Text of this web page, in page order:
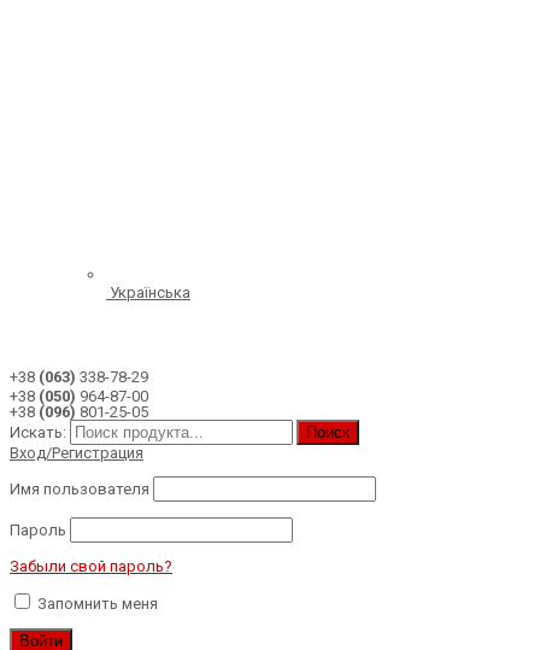
Українська
+38 (063) 338-78-29
+38 (050) 964-87-00
+38 (096) 801-25-05
Искать:
Поиск
Вход/Регистрация
Имя пользователя
Пароль
Забыли свой пароль?
Запомнить меня